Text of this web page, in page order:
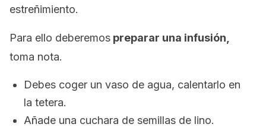
estreñimiento.
Para ello deberemos preparar una infusión,
toma nota.
Debes coger un vaso de agua, calentarlo en
la tetera.
Añade una cuchara de semillas de lino.